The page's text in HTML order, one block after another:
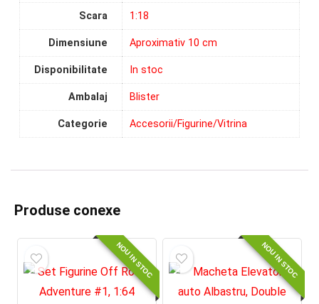
Scara 1:18
Dimensiune Aproximativ 10 cm
Disponibilitate In stoc
Ambalaj Blister
Categorie Accesorii/Figurine/Vitrina
Produse conexe
NOU IN STOC NOU IN STOC